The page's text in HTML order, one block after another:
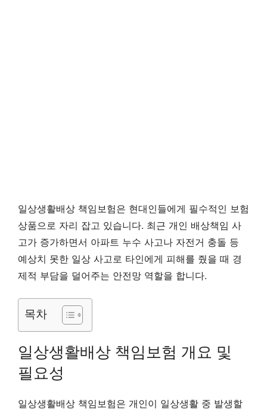
일상생활배상 책임보험은 현대인들에게 필수적인 보험
상품으로 자리 잡고 있습니다. 최근 개인 배상책임 사
고가 증가하면서 아파트 누수 사고나 자전거 충돌 등
예상치 못한 일상 사고로 타인에게 피해를 줬을 때 경
제적 부담을 덜어주는 안전망 역할을 합니다.
목차
일상생활배상 책임보험 개요 및
필요성
일상생활배상 책임보험은 개인이 일상생활 중 발생할